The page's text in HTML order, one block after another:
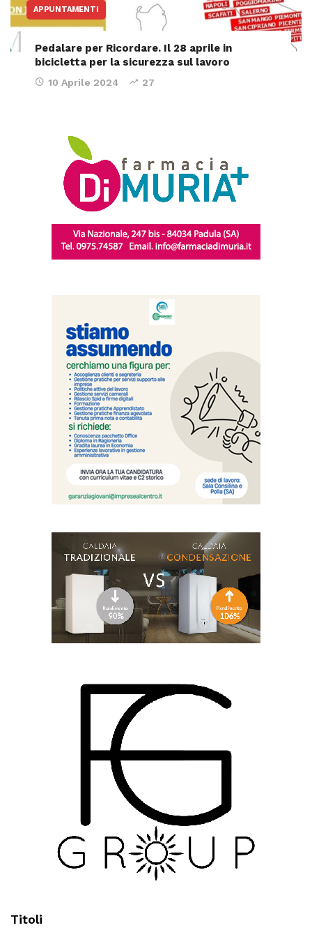
APPUNTAMENTI
Pedalare per Ricordare. Il 28 aprile in
bicicletta per la sicurezza sul lavoro
10 Aprile 2024 27
Titoli